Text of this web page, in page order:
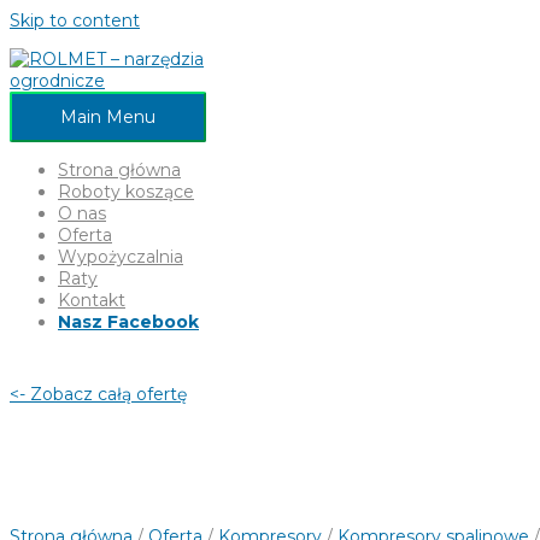
Skip to content
Main Menu
Strona główna
Roboty koszące
O nas
Oferta
Wypożyczalnia
Raty
Kontakt
Nasz Facebook
<- Zobacz całą ofertę